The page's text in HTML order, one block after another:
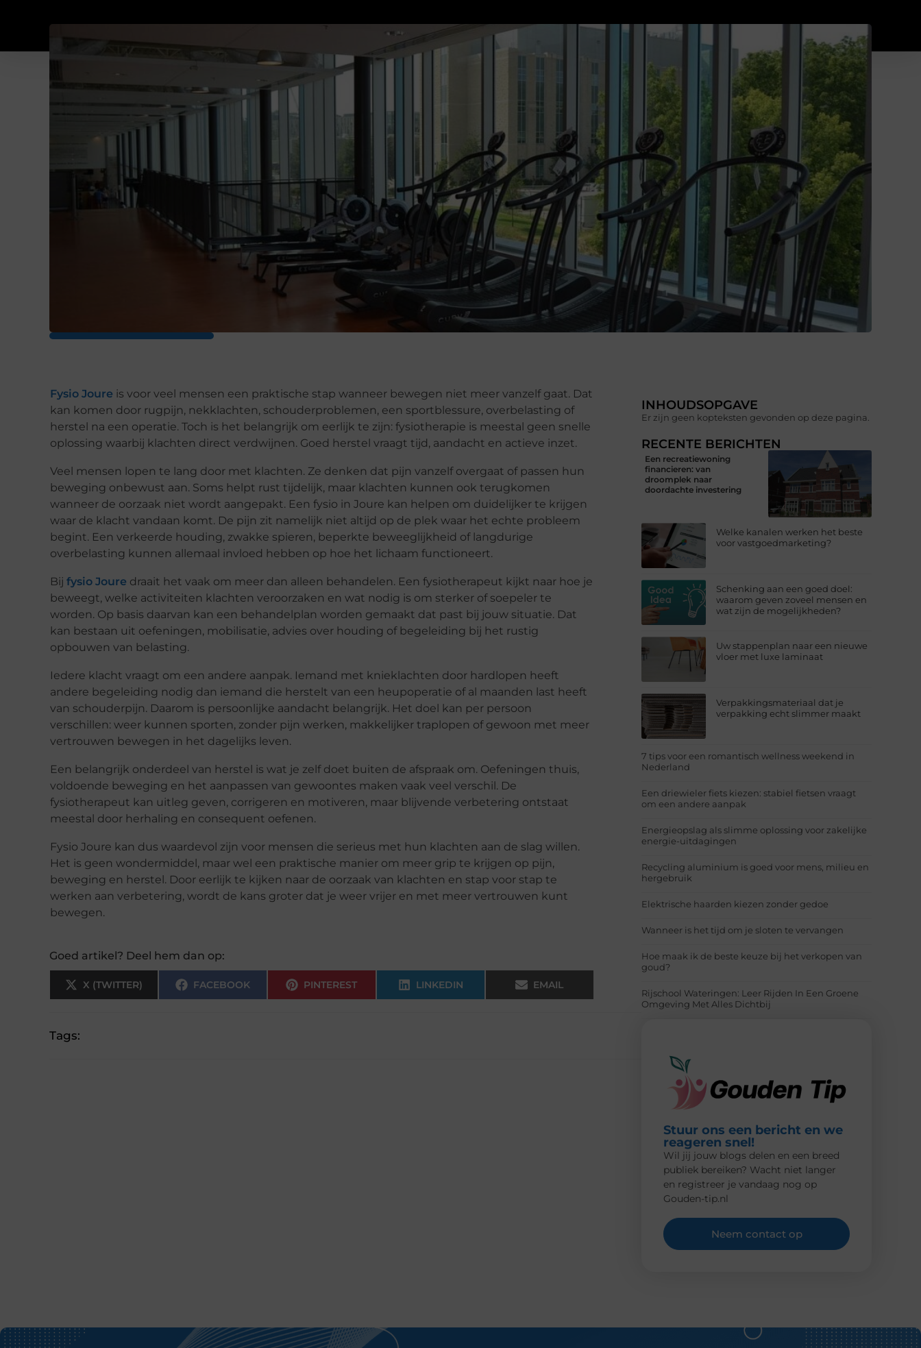
Fysio Joure is voor veel mensen een praktische stap wanneer bewegen niet meer vanzelf gaat. Dat
kan komen door rugpijn, nekklachten, schouderproblemen, een sportblessure, overbelasting of
herstel na een operatie. Toch is het belangrijk om eerlijk te zijn: fysiotherapie is meestal geen snelle
oplossing waarbij klachten direct verdwijnen. Goed herstel vraagt tijd, aandacht en actieve inzet.
Veel mensen lopen te lang door met klachten. Ze denken dat pijn vanzelf overgaat of passen hun
beweging onbewust aan. Soms helpt rust tijdelijk, maar klachten kunnen ook terugkomen
wanneer de oorzaak niet wordt aangepakt. Een fysio in Joure kan helpen om duidelijker te krijgen
waar de klacht vandaan komt. De pijn zit namelijk niet altijd op de plek waar het echte probleem
begint. Een verkeerde houding, zwakke spieren, beperkte beweeglijkheid of langdurige
overbelasting kunnen allemaal invloed hebben op hoe het lichaam functioneert.
Bij fysio Joure draait het vaak om meer dan alleen behandelen. Een fysiotherapeut kijkt naar hoe je
beweegt, welke activiteiten klachten veroorzaken en wat nodig is om sterker of soepeler te
worden. Op basis daarvan kan een behandelplan worden gemaakt dat past bij jouw situatie. Dat
kan bestaan uit oefeningen, mobilisatie, advies over houding of begeleiding bij het rustig
opbouwen van belasting.
Iedere klacht vraagt om een andere aanpak. Iemand met knieklachten door hardlopen heeft
andere begeleiding nodig dan iemand die herstelt van een heupoperatie of al maanden last heeft
van schouderpijn. Daarom is persoonlijke aandacht belangrijk. Het doel kan per persoon
verschillen: weer kunnen sporten, zonder pijn werken, makkelijker traplopen of gewoon met meer
vertrouwen bewegen in het dagelijks leven.
Een belangrijk onderdeel van herstel is wat je zelf doet buiten de afspraak om. Oefeningen thuis,
voldoende beweging en het aanpassen van gewoontes maken vaak veel verschil. De
fysiotherapeut kan uitleg geven, corrigeren en motiveren, maar blijvende verbetering ontstaat
meestal door herhaling en consequent oefenen.
Fysio Joure kan dus waardevol zijn voor mensen die serieus met hun klachten aan de slag willen.
Het is geen wondermiddel, maar wel een praktische manier om meer grip te krijgen op pijn,
beweging en herstel. Door eerlijk te kijken naar de oorzaak van klachten en stap voor stap te
werken aan verbetering, wordt de kans groter dat je weer vrijer en met meer vertrouwen kunt
bewegen.
Goed artikel? Deel hem dan op:
X (TWITTER) FACEBOOK PINTEREST LINKEDIN EMAIL
Tags:
INHOUDSOPGAVE
Er zijn geen kopteksten gevonden op deze pagina.
RECENTE BERICHTEN
Een recreatiewoning
financieren: van
droomplek naar
doordachte investering
Welke kanalen werken het beste
voor vastgoedmarketing?
Schenking aan een goed doel:
waarom geven zoveel mensen en
wat zijn de mogelijkheden?
Uw stappenplan naar een nieuwe
vloer met luxe laminaat
Verpakkingsmateriaal dat je
verpakking echt slimmer maakt
7 tips voor een romantisch wellness weekend in
Nederland
Een driewieler fiets kiezen: stabiel fietsen vraagt
om een andere aanpak
Energieopslag als slimme oplossing voor zakelijke
energie-uitdagingen
Recycling aluminium is goed voor mens, milieu en
hergebruik
Elektrische haarden kiezen zonder gedoe
Wanneer is het tijd om je sloten te vervangen
Hoe maak ik de beste keuze bij het verkopen van
goud?
Rijschool Wateringen: Leer Rijden In Een Groene
Omgeving Met Alles Dichtbij
Stuur ons een bericht en we
reageren snel!
Wil jij jouw blogs delen en een breed
publiek bereiken? Wacht niet langer
en registreer je vandaag nog op
Gouden-tip.nl
Neem contact op